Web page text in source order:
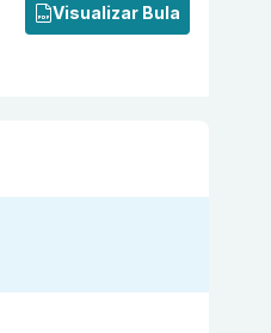
Visualizar Bula